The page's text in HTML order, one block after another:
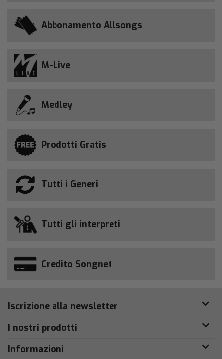
Abbonamento Allsongs
M-Live
Medley
Prodotti Gratis
Tutti i Generi
Tutti gli interpreti
Credito Songnet
Iscrizione alla newsletter
I nostri prodotti
Informazioni